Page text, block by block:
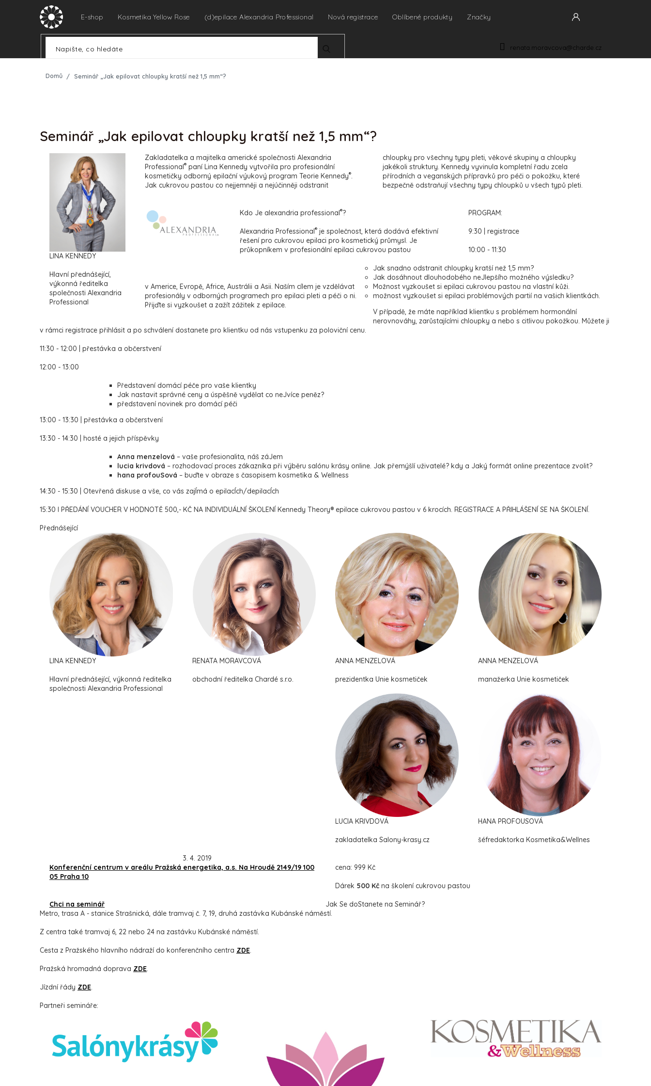
renata.moravcova@charde.cz
E-shop Kosmetika Yellow Rose (d)epilace Alexandria Professional Nová registrace Oblíbené produkty Značky
Domů Seminář „Jak epilovat chloupky kratší než 1,5 mm“?
Seminář „Jak epilovat chloupky kratší než 1,5 mm“?
LINA KENNEDY
Hlavní přednášející,
výkonná ředitelka
společnosti Alexandria
Professional
Zakladatelka a majitelka americké společnosti Alexandria
Professional®paní Lina Kennedy vytvořila pro profesionální
kosmetičky odborný epilační výukový program Teorie Kennedy®.
Jak cukrovou pastou co nejjemněji a nejúčinněji odstranit
chloupky pro všechny typy pleti, věkové skupiny a chloupky
jakékoli struktury. Kennedy vyvinula kompletní řadu zcela
přírodních a veganských přípravků pro péči o pokožku, které
bezpečně odstraňují všechny typy chloupků u všech typů pleti.
Kdo Je alexandria professional®?
Alexandria Professional® je společnost, která dodává efektivní
řešení pro cukrovou epilaci pro kosmetický průmysl. Je
průkopníkem v profesionální epilaci cukrovou pastou
v Americe, Evropě, Africe, Austrálii a Asii. Naším cílem je vzdělávat
profesionály v odborných programech pro epilaci pleti a péči o ni.
Přijďte si vyzkoušet a zažít zážitek z epilace.
PROGRAM:
9:30 | registrace
10:00 - 11:30
Jak snadno odstranit chloupky kratší než 1,5 mm?
Jak dosáhnout dlouhodobého neJlepšího možného výsledku?
Možnost vyzkoušet si epilaci cukrovou pastou na vlastní kůži.
možnost vyzkoušet si epilaci problémových partií na vašich klientkách.
V případě, že máte například klientku s problémem hormonální
nerovnováhy, zarůstajícími chloupky a nebo s citlivou pokožkou. Můžete ji
v rámci registrace přihlásit a po schválení dostanete pro klientku od nás vstupenku za poloviční cenu.
11:30 - 12:00 | přestávka a občerstvení
12:00 - 13:00
Představení domácí péče pro vaše klientky
Jak nastavit správné ceny a úspěšně vydělat co neJvíce peněz?
představení novinek pro domácí péči
13:00 - 13:30 | přestávka a občerstvení
13:30 - 14:30 | hosté a jejich příspěvky
Anna menzelová – vaše profesionalita, náš záJem
lucia krivdová – rozhodovací proces zákazníka při výběru salónu krásy online. Jak přemýšlí uživatelé? kdy a Jaký formát online prezentace zvolit?
hana profouSová – buďte v obraze s časopisem kosmetika & Wellness
14:30 - 15:30 | Otevřená diskuse a vše, co vás zajÍmá o epilacÍch/depilacÍch
15:30 I PŘEDÁNÍ VOUCHER V HODNOTĚ 500,- KČ NA INDIVIDUÁLNÍ ŠKOLENÍ Kennedy Theory® epilace cukrovou pastou v 6 krocích. REGISTRACE A PŘIHLÁŠENÍ SE NA ŠKOLENÍ.
Přednášející
LINA KENNEDY
Hlavní přednášející, výkonná ředitelka
společnosti Alexandria Professional
RENATA MORAVCOVÁ
obchodní ředitelka Chardé s.r.o.
ANNA MENZELOVÁ
prezidentka Unie kosmetiček
ANNA MENZELOVÁ
manažerka Unie kosmetiček
LUCIA KRIVDOVÁ
zakladatelka Salony-krasy.cz
HANA PROFOUSOVÁ
šéfredaktorka Kosmetika&Wellnes
3. 4. 2019
Konferenční centrum v areálu Pražská energetika, a.s. Na Hroudě 2149/19 100
05 Praha 10
cena: 999 Kč
Dárek 500 Kč na školení cukrovou pastou
Chci na seminář
Jak Se doStanete na Seminář?
Metro, trasa A - stanice Strašnická, dále tramvaj č. 7, 19, druhá zastávka Kubánské náměstí.
Z centra také tramvaj 6, 22 nebo 24 na zastávku Kubánské náměstí.
Cesta z Pražského hlavního nádraží do konferenčního centra ZDE.
Pražská hromadná doprava ZDE.
Jízdní řády ZDE.
Partneři semináře: